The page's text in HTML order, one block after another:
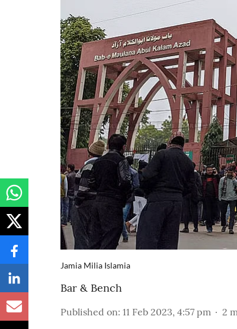
Jamia Milia Islamia
Bar & Bench
Published on: 11 Feb 2023, 4:57 pm 2